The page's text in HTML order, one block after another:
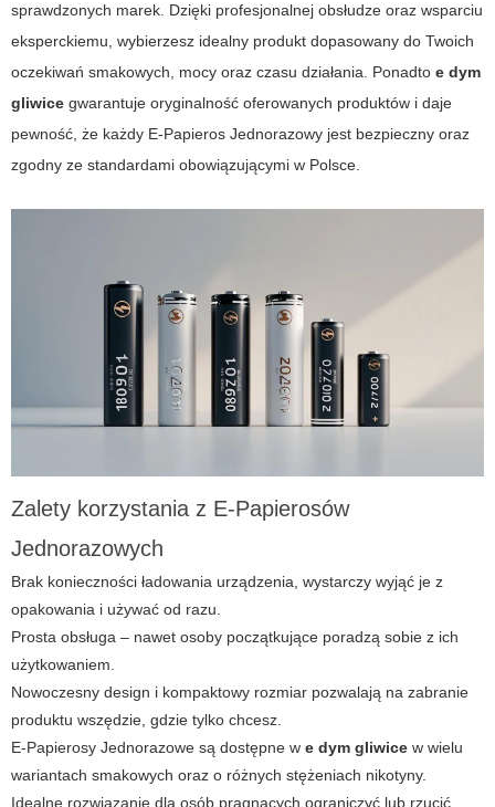
sprawdzonych marek. Dzięki profesjonalnej obsłudze oraz wsparciu
eksperckiemu, wybierzesz idealny produkt dopasowany do Twoich
oczekiwań smakowych, mocy oraz czasu działania. Ponadto e dym
gliwice gwarantuje oryginalność oferowanych produktów i daje
pewność, że każdy E-Papieros Jednorazowy jest bezpieczny oraz
zgodny ze standardami obowiązującymi w Polsce.
Zalety korzystania z E-Papierosów
Jednorazowych
Brak konieczności ładowania urządzenia, wystarczy wyjąć je z
opakowania i używać od razu.
Prosta obsługa – nawet osoby początkujące poradzą sobie z ich
użytkowaniem.
Nowoczesny design i kompaktowy rozmiar pozwalają na zabranie
produktu wszędzie, gdzie tylko chcesz.
E-Papierosy Jednorazowe są dostępne w e dym gliwice w wielu
wariantach smakowych oraz o różnych stężeniach nikotyny.
Idealne rozwiązanie dla osób pragnących ograniczyć lub rzucić